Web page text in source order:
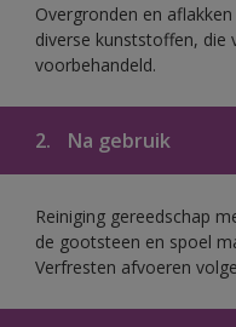
Overgronden en
diverse kunststoffen, die
voorbehandeld.
2. Na gebruik
Reiniging gereedschap
de gootsteen en spoel
Verfresten afvoeren